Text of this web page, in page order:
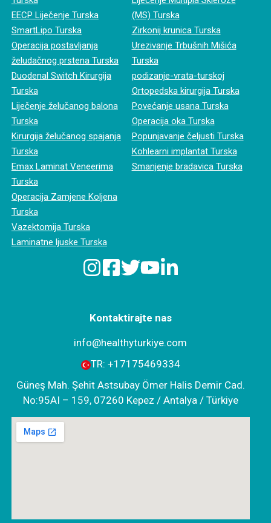
EECP Liječenje Turska
SmartLipo Turska
Operacija postavljanja
želudačnog prstena Turska
Duodenal Switch Kirurgija
Turska
Liječenje želučanog balona
Turska
Kirurgija želučanog spajanja
Turska
Emax Laminat Veneerima
Turska
Operacija Zamjene Koljena
Turska
Vazektomija Turska
Laminatne ljuske Turska
(MS) Turska
Zirkonij krunica Turska
Urezivanje Trbušnih Mišića
Turska
podizanje-vrata-turskoj
Ortopedska kirurgija Turska
Povećanje usana Turska
Operacija oka Turska
Popunjavanje čeljusti Turska
Kohlearni implantat Turska
Smanjenje bradavica Turska
Kontaktirajte nas
info@healthyturkiye.com
TR: +‪17175469334‬
Güneş Mah. Şehit Astsubay Ömer Halis Demir Cad.
No:95AI – 159, 07260 Kepez / Antalya / Türkiye